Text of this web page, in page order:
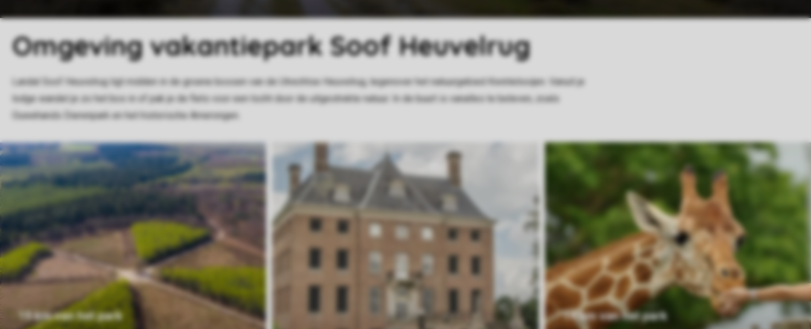
Omgeving vakantiepark Soof Heuvelrug
Landal Soof Heuvelrug ligt midden in de groene bossen van de Utrechtse Heuvelrug, tegenover het natuurgebied Kwintelooijen. Vanuit je
lodge wandel je zo het bos in of pak je de fiets voor een tocht door de uitgestrekte natuur. In de buurt is vanalles te beleven, zoals
Ouwehands Dierenpark en het historische Amerongen.
19 km van het park 14 km van het park